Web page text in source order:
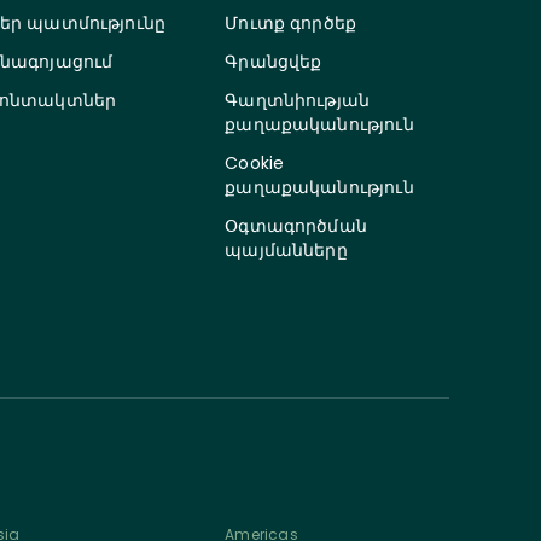
պատմությունը
Մուտք գործեք
Գրանցվեք
Գաղտնիության
քաղաքականություն
Cookie
քաղաքականություն
Օգտագործման
պայմանները
Americas